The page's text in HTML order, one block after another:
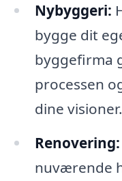
Nybyggeri:
bygge dit
byggefirma
processen
dine visioner.
Renovering:
nuværende